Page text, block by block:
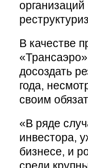
организаций
В качестве
досоздать
года,
своим
«В ряде
инвестора,
бизнесе, и
среди